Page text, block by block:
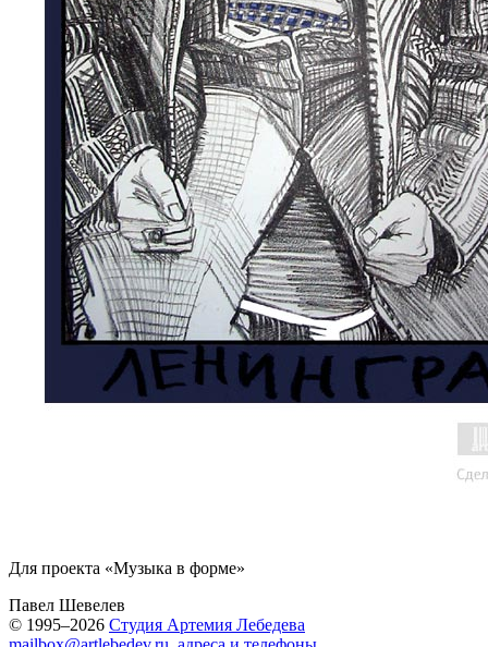
Для проекта «Музыка в форме»
Павел Шевелев
© 1995–2026 Студия Артемия Лебедева